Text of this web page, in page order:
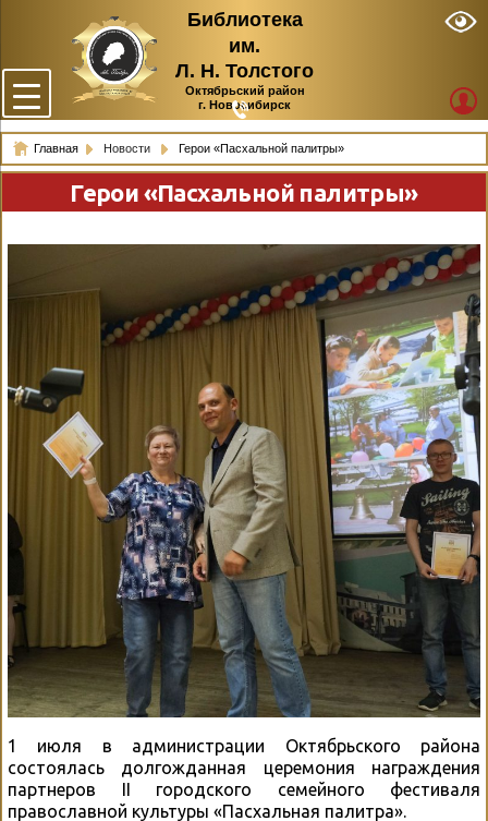
Библиотека
им.
Л. Н. Толстого
Октябрьский район
г. Новосибирск
Главная Новости Герои «Пасхальной палитры»
Герои «Пасхальной палитры»
1 июля в администрации Октябрьского района
состоялась долгожданная церемония награждения
партнеров II городского семейного фестиваля
православной культуры «Пасхальная палитра».